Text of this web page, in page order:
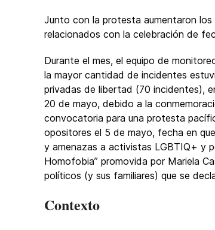
Junto con la protesta aumentaron
relacionados con la celebración de
Durante el mes, el equipo de
la mayor cantidad de incidentes
privadas de libertad (70 incidentes),
20 de mayo, debido a la
convocatoria para una protesta
opositores el 5 de mayo, fecha en
y amenazas a activistas LGBTIQ+ y
Homofobia” promovida por Mariela
políticos (y sus familiares) que se
Contexto